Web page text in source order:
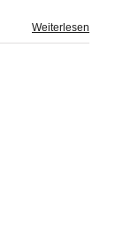
Weiterlesen